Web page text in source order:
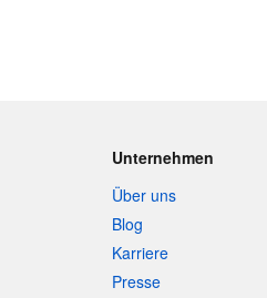
Unternehmen
Über uns
Blog
Karriere
Presse